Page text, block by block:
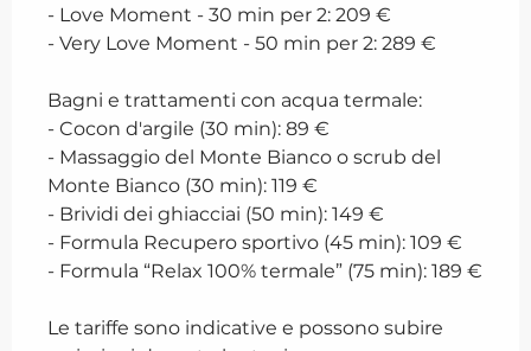
- Love Moment - 30 min per 2: 209 €
- Very Love Moment - 50 min per 2: 289 €
Bagni e trattamenti con acqua termale:
- Cocon d'argile (30 min): 89 €
- Massaggio del Monte Bianco o scrub del
Monte Bianco (30 min): 119 €
- Brividi dei ghiacciai (50 min): 149 €
- Formula Recupero sportivo (45 min): 109 €
- Formula “Relax 100% termale” (75 min): 189 €
Le tariffe sono indicative e possono subire